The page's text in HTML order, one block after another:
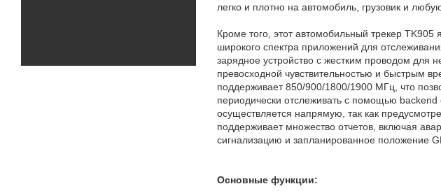
легко и плотно на автомобиль, грузовик и
Кроме того, этот автомобильный трекер
широкого спектра приложений для
зарядное устройство с жестким проводом для
превосходной чувствительностью и быстрым
поддерживает 850/900/1800/1900 МГц, что
периодически отслеживать с помощью
осуществляется напрямую, так как
поддерживает множество отчетов, включая
сигнализацию и запланированное положение
Основные функции: